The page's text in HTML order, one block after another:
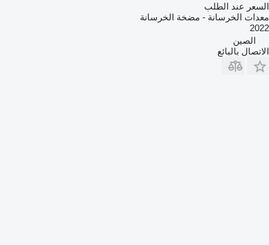
السعر عند الطلب
معدات الخرسانة - مضخة الخرسانة
2022
الصين
الاتصال بالبائع